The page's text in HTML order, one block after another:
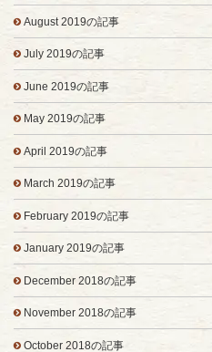
August 2019の記事
July 2019の記事
June 2019の記事
May 2019の記事
April 2019の記事
March 2019の記事
February 2019の記事
January 2019の記事
December 2018の記事
November 2018の記事
October 2018の記事